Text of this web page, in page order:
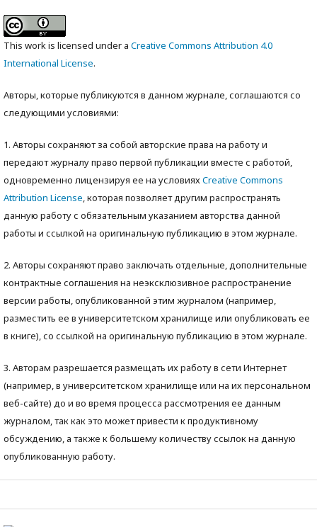
This work is licensed under a Creative Commons Attribution 4.0
International License.
Авторы, которые публикуются в данном журнале, соглашаются со
следующими условиями:
1. Авторы сохраняют за собой авторские права на работу и
передают журналу право первой публикации вместе с работой,
одновременно лицензируя ее на условияхCreative Commons
Attribution License, которая позволяет другим распространять
данную работу с обязательным указанием авторства данной
работы и ссылкой на оригинальную публикацию в этом журнале.
2. Авторы сохраняют право заключать отдельные, дополнительные
контрактные соглашения на неэксклюзивное распространение
версии работы, опубликованной этим журналом (например,
разместить ее в университетском хранилище или опубликовать ее
в книге), со ссылкой на оригинальную публикацию в этом журнале.
3. Авторам разрешается размещать их работу в сети Интернет
(например, в университетском хранилище или на их персональном
веб-сайте) до и во время процесса рассмотрения ее данным
журналом, так как это может привести к продуктивному
обсуждению, а также к большему количеству ссылок на данную
опубликованную работу.